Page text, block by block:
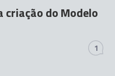
criação do Modelo
1